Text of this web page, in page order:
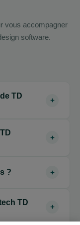
vous accompagner
software.
TD
BIM. Elle
expert pour les
Inventor…),
géospatiales,
couvrent
?
aux bureaux
de la
TD